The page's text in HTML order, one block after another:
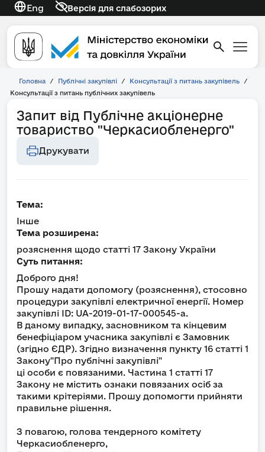
Eng Версія для слабозорих
Головна / Публічні закупівлі / Консультації з питань закупівель
/
Консультації з питань публічних закупівель
Запит від Публічне акціонерне
товариство "Черкасиобленерго"
Друкувати
Тема:
Інше
Тема розширена:
розяснення щодо статті 17 Закону України
Суть питання:
Доброго дня!
Прошу надати допомогу (розяснення), стосовно
процедури закупівлі електричної енергії. Номер
закупівлі ID: UA-2019-01-17-000545-a.
В даному випадку, засновником та кінцевим
бенефіціаром учасника закупівлі є Замовник
(згідно ЄДР). Згідно визначення пункту 16 статті 1
Закону"Про публічні закупівлі"
ці особи є повязаними. Частина 1 статті 17
Закону не містить ознаки повязаних осіб за
такими крітеріями. Прошу допомогти прийняти
правильне рішення.
З повагою, голова тендерного комітету
Черкасиобленерго,